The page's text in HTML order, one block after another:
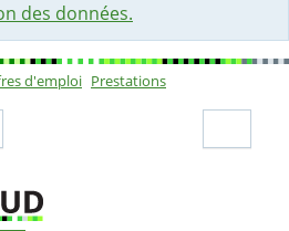
des données.
d'emploi Prestations